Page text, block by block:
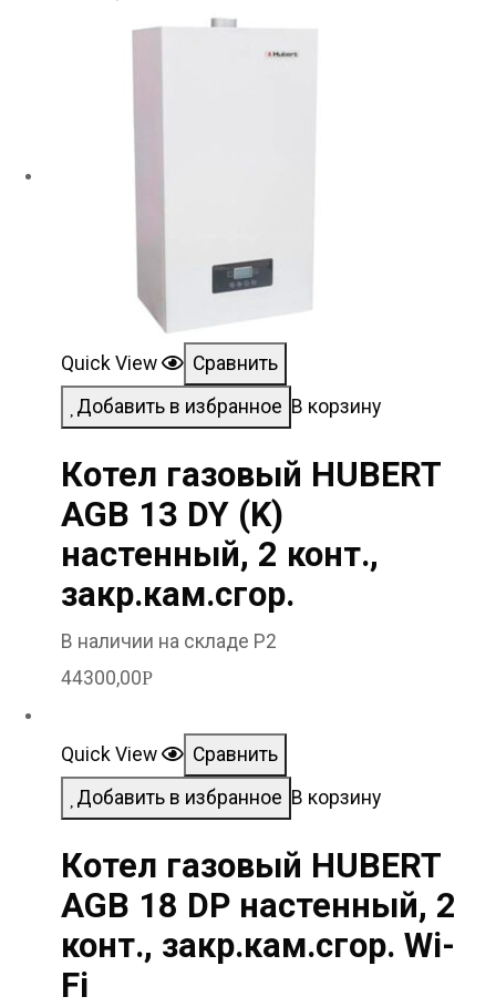
Quick View
Сравнить
Добавить в избранное В корзину
Котел газовый HUBERT
AGB 13 DY (K)
настенный, 2 конт.,
закр.кам.сгор.
В наличии на складе Р2
44300,00Р
Quick View
Сравнить
Добавить в избранное В корзину
Котел газовый HUBERT
AGB 18 DP настенный, 2
конт., закр.кам.сгор. Wi-
Fi